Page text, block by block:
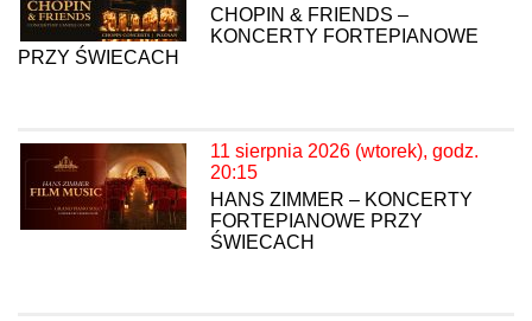
CHOPIN & FRIENDS –
KONCERTY FORTEPIANOWE
PRZY ŚWIECACH
11 sierpnia 2026 (wtorek), godz.
20:15
HANS ZIMMER – KONCERTY
FORTEPIANOWE PRZY
ŚWIECACH